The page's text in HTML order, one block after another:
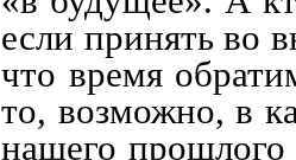
если принять во
что время
то, возможно, в
нашего прошлого